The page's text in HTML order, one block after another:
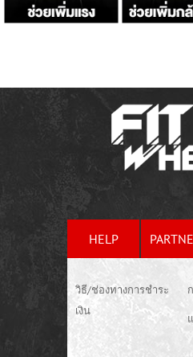
HELP
วิธี/ช่องทางการชำระ
เงิน